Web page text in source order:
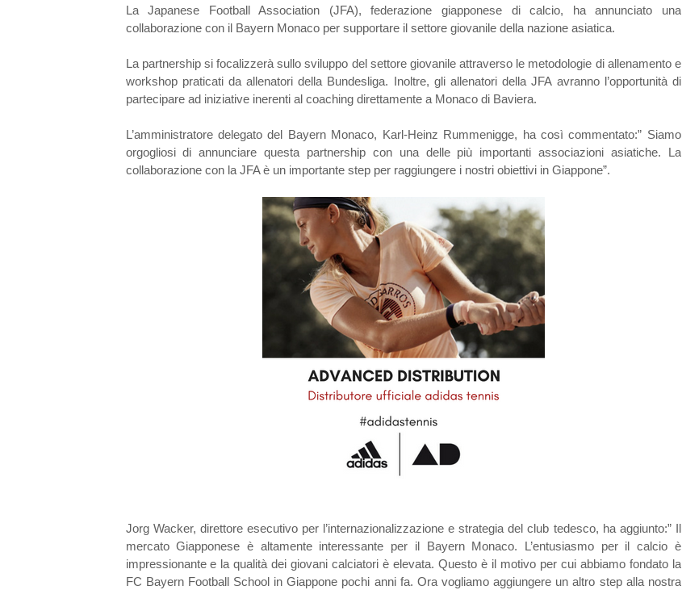
La Japanese Football Association (JFA), federazione giapponese di calcio, ha annunciato una
collaborazione con il Bayern Monaco per supportare il settore giovanile della nazione asiatica.
La partnership si focalizzerà sullo sviluppo del settore giovanile attraverso le metodologie di allenamento e
workshop praticati da allenatori della Bundesliga. Inoltre, gli allenatori della JFA avranno l’opportunità di
partecipare ad iniziative inerenti al coaching direttamente a Monaco di Baviera.
L’amministratore delegato del Bayern Monaco, Karl-Heinz Rummenigge, ha così commentato:” Siamo
orgogliosi di annunciare questa partnership con una delle più importanti associazioni asiatiche. La
collaborazione con la JFA è un importante step per raggiungere i nostri obiettivi in Giappone”.
Jorg Wacker, direttore esecutivo per l’internazionalizzazione e strategia del club tedesco, ha aggiunto:” Il
mercato Giapponese è altamente interessante per il Bayern Monaco. L’entusiasmo per il calcio è
impressionante e la qualità dei giovani calciatori è elevata. Questo è il motivo per cui abbiamo fondato la
FC Bayern Football School in Giappone pochi anni fa. Ora vogliamo aggiungere un altro step alla nostra